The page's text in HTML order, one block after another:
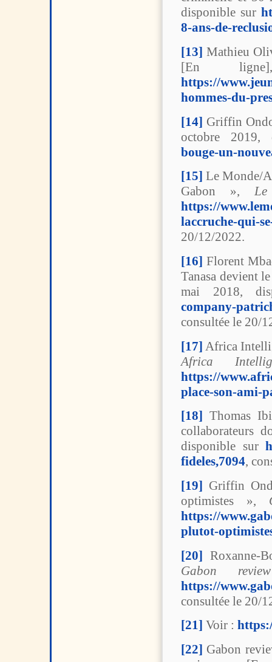
disponible sur
8-ans-de-
[13] Mathieu
[En
https://
hommes-du-
[14] Griffin
octobre
bouge-un-
[15] Le Monde/
Gabon »,
https://
laccruche-qui-
20/12/2022.
[16] Florent
Tanasa devient
mai 2018,
company-
consultée le 20/
[17] Africa
Africa
https://
place-son-ami-
[18] Thomas
collaborateurs
disponible sur
fideles,7094,
[19] Griffin
optimistes »,
https://
plutot-
[20] Roxanne-
Gabon review
https://
consultée le 20/
[21] Voir :
[22] Gabon